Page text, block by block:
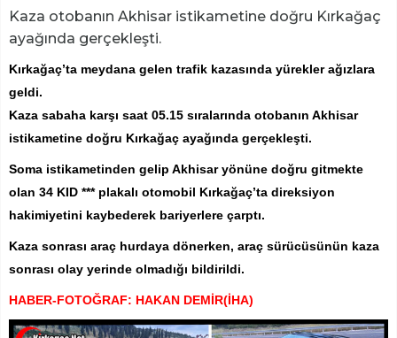
Kaza otobanın Akhisar istikametine doğru Kırkağaç
ayağında gerçekleşti.
Kırkağaç’ta meydana gelen trafik kazasında yürekler ağızlara
geldi.
Kaza sabaha karşı saat 05.15 sıralarında otobanın Akhisar
istikametine doğru Kırkağaç ayağında gerçekleşti.
Soma istikametinden gelip Akhisar yönüne doğru gitmekte
olan 34 KID *** plakalı otomobil Kırkağaç’ta direksiyon
hakimiyetini kaybederek bariyerlere çarptı.
Kaza sonrası araç hurdaya dönerken, araç sürücüsünün kaza
sonrası olay yerinde olmadığı bildirildi.
HABER-FOTOĞRAF: HAKAN DEMİR(İHA)